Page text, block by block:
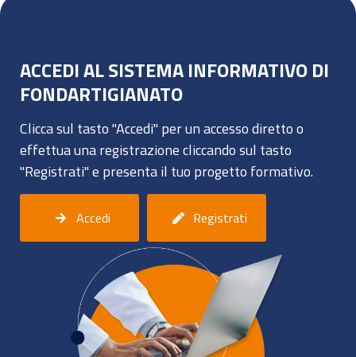
ACCEDI AL SISTEMA INFORMATIVO DI
FONDARTIGIANATO
Clicca sul tasto "Accedi" per un accesso diretto o
effettua una registrazione cliccando sul tasto
"Registrati" e presenta il tuo progetto formativo.
Accedi Registrati